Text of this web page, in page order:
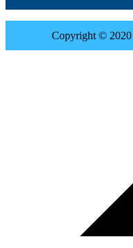
Copyright ©